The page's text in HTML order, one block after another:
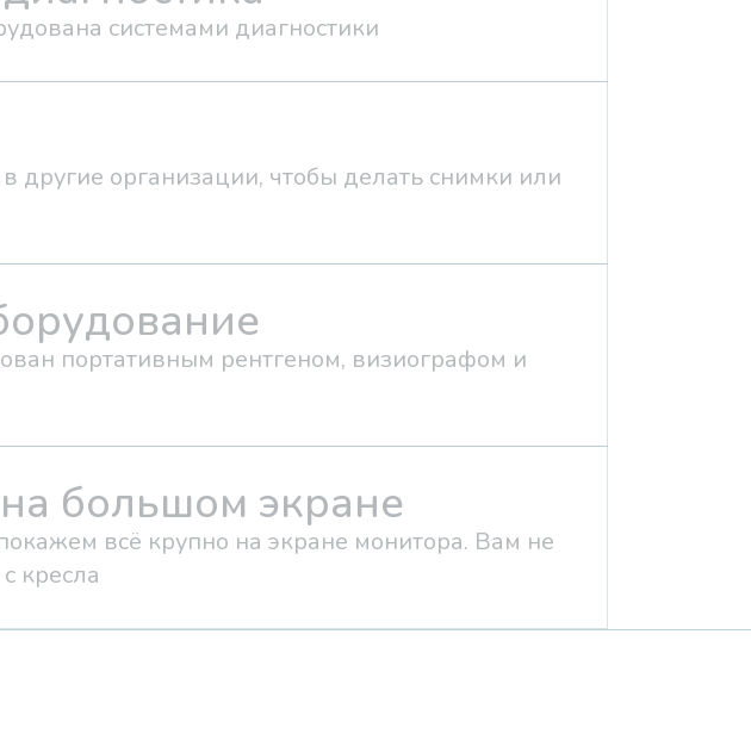
системами диагностики
другие организации, чтобы делать снимки или
портативным рентгеном, визиографом и
большом экране
всё крупно на экране монитора. Вам не
кресла